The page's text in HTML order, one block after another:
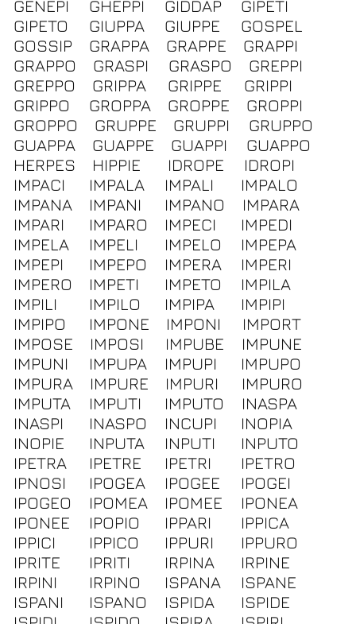
GENEPI
GHEPPI GIDDAP
GIPETI
GIPETO
GIUPPA GIUPPE
GOSPEL
GOSSIP
GRAPPA GRAPPE
GRAPPI
GRAPPO
GRASPI GRASPO
GREPPI
GREPPO
GRIPPA GRIPPE
GRIPPI
GRIPPO
GROPPA GROPPE
GROPPI
GROPPO
GRUPPE GRUPPI
GRUPPO
GUAPPA
GUAPPE GUAPPI
GUAPPO
HERPES
HIPPIE IDROPE
IDROPI
IMPACI
IMPALA IMPALI
IMPALO
IMPANA
IMPANI IMPANO
IMPARA
IMPARI
IMPARO IMPECI
IMPEDI
IMPELA
IMPELI IMPELO
IMPEPA
IMPEPI
IMPEPO IMPERA
IMPERI
IMPERO
IMPETI IMPETO
IMPILA
IMPILI
IMPILO IMPIPA
IMPIPI
IMPIPO
IMPONE IMPONI
IMPORT
IMPOSE
IMPOSI IMPUBE
IMPUNE
IMPUNI
IMPUPA IMPUPI
IMPUPO
IMPURA
IMPURE IMPURI
IMPURO
IMPUTA
IMPUTI IMPUTO
INASPA
INASPI
INASPO INCUPI
INOPIA
INOPIE
INPUTA INPUTI
INPUTO
IPETRA
IPETRE IPETRI
IPETRO
IPNOSI
IPOGEA IPOGEE
IPOGEI
IPOGEO
IPOMEA IPOMEE
IPONEA
IPONEE
IPOPIO IPPARI
IPPICA
IPPICI
IPPICO IPPURI
IPPURO
IPRITE
IPRITI IRPINA
IRPINE
IRPINI
IRPINO ISPANA
ISPANE
ISPANI
ISPANO ISPIDA
ISPIDE